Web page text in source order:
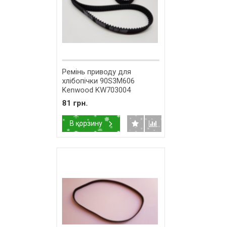
Ремінь приводу для
хлібопічки 90S3M606
Kenwood KW703004
81 грн.
В корзину